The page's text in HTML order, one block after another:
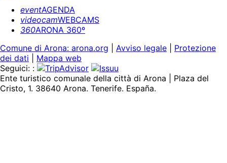
eventAGENDA
videocamWEBCAMS
360ARONA 360º
Comune di Arona: arona.org
Avviso legale
Protezione
dei dati
Mappa web
Seguici: :
Ente turistico comunale della città di Arona | Plaza del
Cristo, 1. 38640 Arona. Tenerife. España.